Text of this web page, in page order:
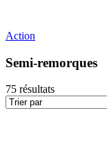
Action
Semi-remorques
75 résultats